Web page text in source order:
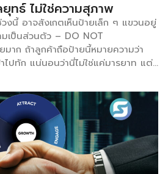
เราสามารถวิเคราะห์เพื่อหาคำตอบ
านโปรด […]
ทธ์ ไม่ใช่ความสุภาพ
วงนี้ อาจสังเกตเห็นป้ายเล็ก ๆ แขวนอยู่
มเป็นส่วนตัว – DO NOT
มาก ถ้าลูกค้าถือป้ายนี้หมายความว่า
ไปทัก แน่นอนว่านี่ไม่ใช่แค่มารยาท แต่
เรื่องที่ถูกคิดมาเป็นอย่างดีแล้ว เพราะ
การศึกษาข้อมูลจากช่องทางออนไลน์มา
วนอยากให้ใช้เวลาเลือกสินค้าด้วยตัวเอง
ากสร้างประสบการณ์ให้ความเคารพ
Space ที่ลูกค้ามาแล้วรู้สึกถึงความ
Push Selling และขยับสู่
ให้ลูกค้าเป็นผู้กำหนดว่า “เมื่อไหร่”